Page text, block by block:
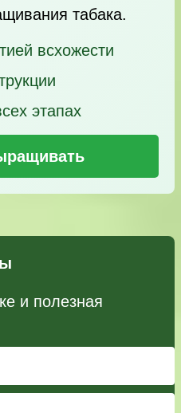
табака.
всхожести
этапах
и полезная